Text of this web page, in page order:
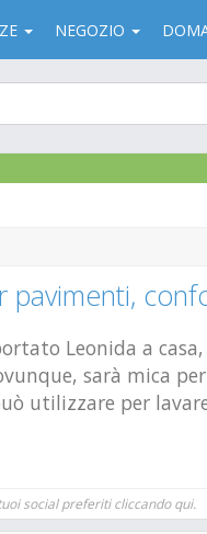
NEGOZIO
Leonida a
sarà mica
utilizzare per
social preferiti cliccando qui.